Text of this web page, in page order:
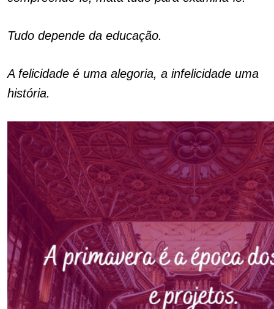
Tudo depende da educação.
A felicidade é uma alegoria, a infelicidade uma
história.